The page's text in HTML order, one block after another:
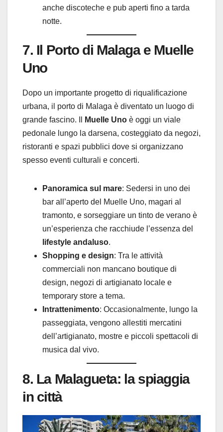
anche discoteche e pub aperti fino a tarda
notte.
7. Il Porto di Malaga e Muelle
Uno
Dopo un importante progetto di riqualificazione
urbana, il porto di Malaga è diventato un luogo di
grande fascino. Il
Muelle Uno è oggi un viale
pedonale lungo la darsena, costeggiato da negozi,
ristoranti e spazi pubblici dove si organizzano
spesso eventi culturali e concerti.
Panoramica sul mare: Sedersi in uno dei
bar all’aperto del Muelle Uno, magari al
tramonto, e sorseggiare un tinto de verano è
un’esperienza che racchiude l’essenza del
lifestyle andaluso.
Shopping e design: Tra le attività
commerciali non mancano boutique di
design, negozi di artigianato locale e
temporary store a tema.
Intrattenimento: Occasionalmente, lungo la
passeggiata, vengono allestiti mercatini
dell’artigianato, mostre e piccoli spettacoli di
musica dal vivo.
8. La Malagueta: la spiaggia
in città